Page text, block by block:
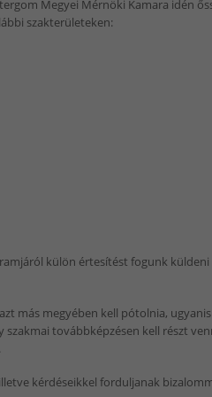
Megyei Mérnöki Kamara idén
szakterületeken:
külön értesítést fogunk
más megyében kell pótolnia,
továbbképzésen kell részt
kérdéseikkel forduljanak